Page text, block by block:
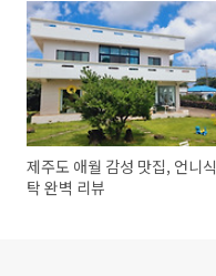
제주도 애월 감성 맛집, 언니식
탁 완벽 리뷰